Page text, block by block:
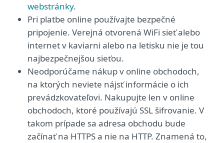
webstránky.
Pri platbe online používajte bezpečné
pripojenie. Verejná otvorená WiFi sieť alebo
internet v kaviarni alebo na letisku nie je tou
najbezpečnejšou sieťou.
Neodporúčame nákup v online obchodoch,
na ktorých neviete nájsť informácie o ich
prevádzkovateľovi. Nakupujte len v online
obchodoch, ktoré používajú SSL šifrovanie. V
takom prípade sa adresa obchodu bude
začínať na HTTPS a nie na HTTP. Znamená to,